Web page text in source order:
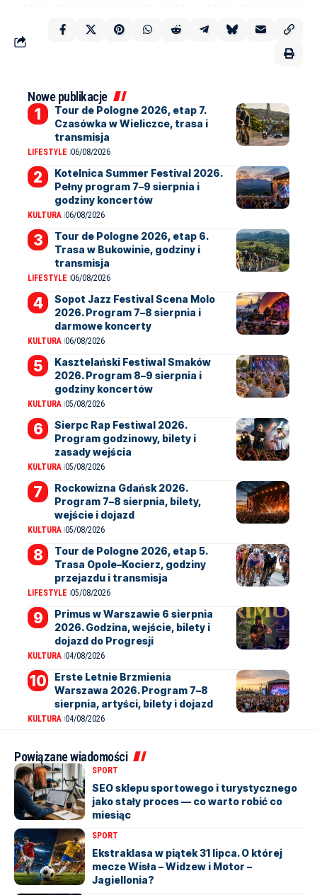
Nowe publikacje
Tour de Pologne 2026, etap 7.
Czasówka w Wieliczce, trasa i
transmisja
LIFESTYLE 06/08/2026
Kotelnica Summer Festival 2026.
Pełny program 7–9 sierpnia i
godziny koncertów
KULTURA 06/08/2026
Tour de Pologne 2026, etap 6.
Trasa w Bukowinie, godziny i
transmisja
LIFESTYLE 06/08/2026
Sopot Jazz Festival Scena Molo
2026. Program 7–8 sierpnia i
darmowe koncerty
KULTURA 06/08/2026
Kasztelański Festiwal Smaków
2026. Program 8–9 sierpnia i
godziny koncertów
KULTURA 05/08/2026
Sierpc Rap Festiwal 2026.
Program godzinowy, bilety i
zasady wejścia
KULTURA 05/08/2026
Rockowizna Gdańsk 2026.
Program 7–8 sierpnia, bilety,
wejście i dojazd
KULTURA 05/08/2026
Tour de Pologne 2026, etap 5.
Trasa Opole–Kocierz, godziny
przejazdu i transmisja
LIFESTYLE 05/08/2026
Primus w Warszawie 6 sierpnia
2026. Godzina, wejście, bilety i
dojazd do Progresji
KULTURA 04/08/2026
Erste Letnie Brzmienia
Warszawa 2026. Program 7–8
sierpnia, artyści, bilety i dojazd
KULTURA 04/08/2026
Powiązane wiadomości
SPORT
SEO sklepu sportowego i turystycznego
jako stały proces — co warto robić co
miesiąc
SPORT
Ekstraklasa w piątek 31 lipca. O której
mecze Wisła – Widzew i Motor –
Jagiellonia?